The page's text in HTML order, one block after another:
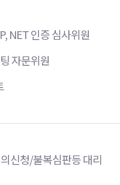
NET 인증 심사위원
자문위원
신청/불복심판등 대리